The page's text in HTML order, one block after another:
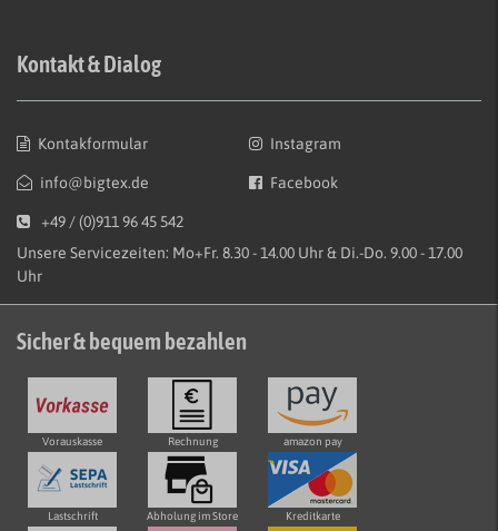
Kontakt & Dialog
Kontakformular
info@bigtex.de
Instagram
Facebook
+49 / (0)911 96 45 542
Unsere Servicezeiten: Mo+Fr. 8.30 - 14.00 Uhr & Di.-Do. 9.00 - 17.00
Uhr
Sicher & bequem bezahlen
Vorauskasse Rechnung amazon pay
Lastschrift Abholung im Store Kreditkarte